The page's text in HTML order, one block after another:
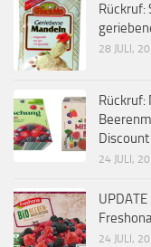
Rückruf:
28 JULI,
Rückruf:
Discount
24 JULI,
24 JULI,